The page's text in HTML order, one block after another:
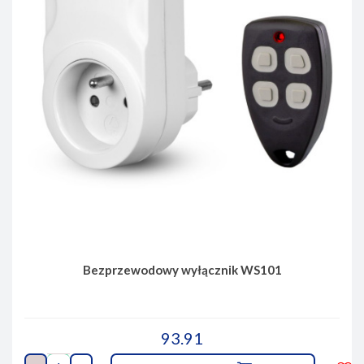
Bezprzewodowy wyłącznik WS101
93.91